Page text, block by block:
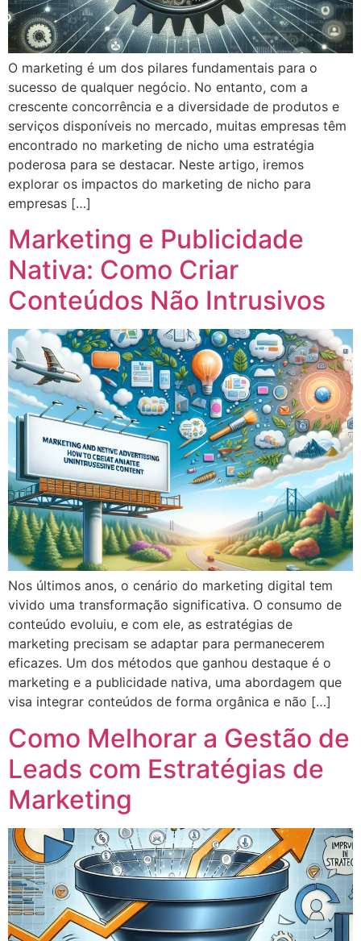
O marketing é um dos pilares fundamentais para o
sucesso de qualquer negócio. No entanto, com a
crescente concorrência e a diversidade de produtos e
serviços disponíveis no mercado, muitas empresas têm
encontrado no marketing de nicho uma estratégia
poderosa para se destacar. Neste artigo, iremos
explorar os impactos do marketing de nicho para
empresas […]
Marketing e Publicidade
Nativa: Como Criar
Conteúdos Não Intrusivos
Nos últimos anos, o cenário do marketing digital tem
vivido uma transformação significativa. O consumo de
conteúdo evoluiu, e com ele, as estratégias de
marketing precisam se adaptar para permanecerem
eficazes. Um dos métodos que ganhou destaque é o
marketing e a publicidade nativa, uma abordagem que
visa integrar conteúdos de forma orgânica e não […]
Como Melhorar a Gestão de
Leads com Estratégias de
Marketing